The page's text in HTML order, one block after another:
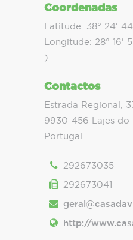
Coordenadas
Latitude: 38° 24'
Longitude: 28° 16'
)
Contactos
Estrada Regional,
9930-456 Lajes do
Portugal
292673035
292673041
http://